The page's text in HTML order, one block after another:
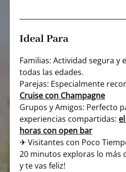
Ideal Para
Familias: Actividad segura y
todas las edades.
Parejas: Especialmente
Cruise con Champagne
Grupos y Amigos: Perfecto
experiencias compartidas:
horas con open bar
✈ Visitantes con Poco
20 minutos exploras lo más
y te vas feliz!